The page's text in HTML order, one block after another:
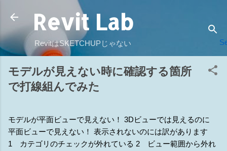
スキップしてメイン コンテンツに移動
Revit Lab
RevitはSKETCHUPじゃない
モデルが見えない時に確認する箇所
で打線組んでみた
モデルが平面ビューで見えない！ 3Dビューでは見えるのに
平面ビューで見えない！ 表示されないのには訳があります
1 カテゴリのチェックが外れている 2 ビュー範囲から外れ